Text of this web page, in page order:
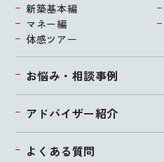
お悩み・相談事例
アドバイザー紹介
よくある質問
新築基本編
マネー編
体感ツアー